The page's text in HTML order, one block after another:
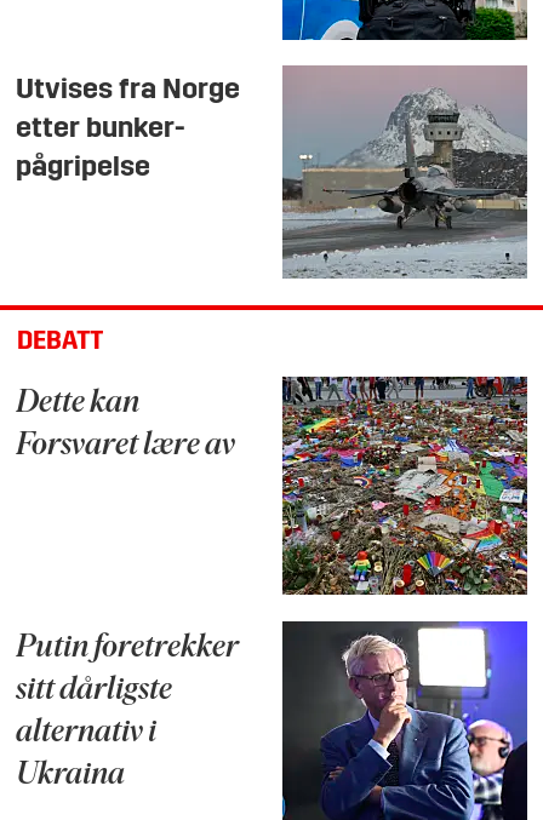
Utvises fra Norge
etter bunker-
pågripelse
DEBATT
Dette kan
Forsvaret lære av
Putin foretrekker
sitt dårligste
alternativ i
Ukraina